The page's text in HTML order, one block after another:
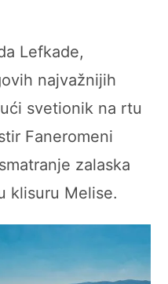
Lefkade,
najvažnijih
svetionik na rtu
Faneromeni
zalaska
klisuru Melise.